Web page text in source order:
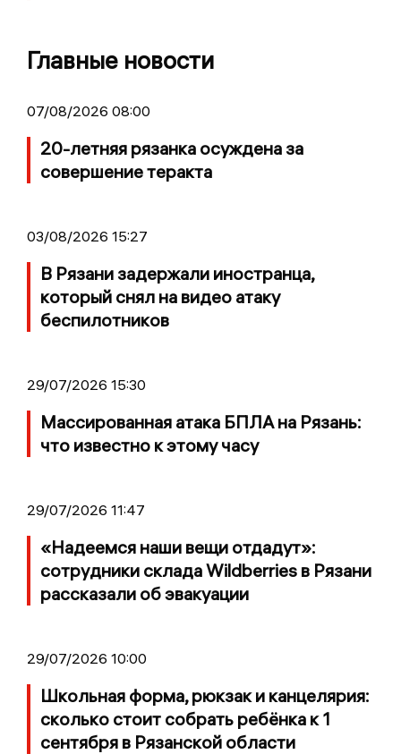
Главные новости
07/08/2026 08:00
20-летняя рязанка осуждена за
совершение теракта
03/08/2026 15:27
В Рязани задержали иностранца,
который снял на видео атаку
беспилотников
29/07/2026 15:30
Массированная атака БПЛА на Рязань:
что известно к этому часу
29/07/2026 11:47
«Надеемся наши вещи отдадут»:
сотрудники склада Wildberries в Рязани
рассказали об эвакуации
29/07/2026 10:00
Школьная форма, рюкзак и канцелярия:
сколько стоит собрать ребёнка к 1
сентября в Рязанской области